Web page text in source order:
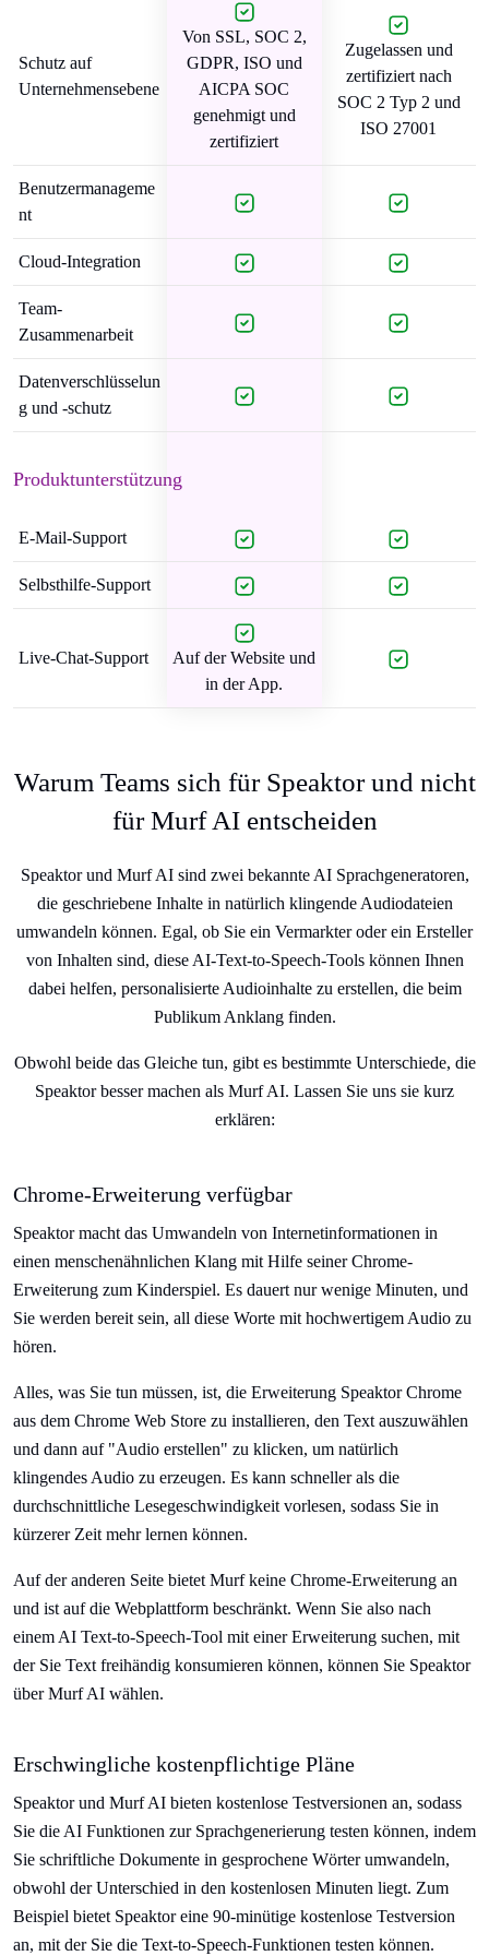
Schutz auf
Unternehmensebene
Von SSL, SOC 2,
GDPR, ISO und
AICPA SOC
genehmigt und
zertifiziert
Zugelassen und
zertifiziert nach
SOC 2 Typ 2 und
ISO 27001
Benutzermanageme
nt
Cloud-Integration
Team-
Zusammenarbeit
Datenverschlüsselun
g und -schutz
Produktunterstützung
E-Mail-Support
Selbsthilfe-Support
Live-Chat-Support
Auf der Website und
in der App.
Warum Teams sich für Speaktor und nicht
für Murf AI entscheiden
Speaktor und Murf AI sind zwei bekannte AI Sprachgeneratoren,
die geschriebene Inhalte in natürlich klingende Audiodateien
umwandeln können. Egal, ob Sie ein Vermarkter oder ein Ersteller
von Inhalten sind, diese AI-Text-to-Speech-Tools können Ihnen
dabei helfen, personalisierte Audioinhalte zu erstellen, die beim
Publikum Anklang finden.
Obwohl beide das Gleiche tun, gibt es bestimmte Unterschiede, die
Speaktor besser machen als Murf AI. Lassen Sie uns sie kurz
erklären:
Chrome-Erweiterung verfügbar
Speaktor macht das Umwandeln von Internetinformationen in
einen menschenähnlichen Klang mit Hilfe seiner Chrome-
Erweiterung zum Kinderspiel. Es dauert nur wenige Minuten, und
Sie werden bereit sein, all diese Worte mit hochwertigem Audio zu
hören.
Alles, was Sie tun müssen, ist, die Erweiterung Speaktor Chrome
aus dem Chrome Web Store zu installieren, den Text auszuwählen
und dann auf "Audio erstellen" zu klicken, um natürlich
klingendes Audio zu erzeugen. Es kann schneller als die
durchschnittliche Lesegeschwindigkeit vorlesen, sodass Sie in
kürzerer Zeit mehr lernen können.
Auf der anderen Seite bietet Murf keine Chrome-Erweiterung an
und ist auf die Webplattform beschränkt. Wenn Sie also nach
einem AI Text-to-Speech-Tool mit einer Erweiterung suchen, mit
der Sie Text freihändig konsumieren können, können Sie Speaktor
über Murf AI wählen.
Erschwingliche kostenpflichtige Pläne
Speaktor und Murf AI bieten kostenlose Testversionen an, sodass
Sie die AI Funktionen zur Sprachgenerierung testen können, indem
Sie schriftliche Dokumente in gesprochene Wörter umwandeln,
obwohl der Unterschied in den kostenlosen Minuten liegt. Zum
Beispiel bietet Speaktor eine 90-minütige kostenlose Testversion
an, mit der Sie die Text-to-Speech-Funktionen testen können.